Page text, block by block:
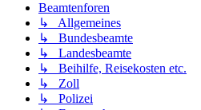
Beamtenforen
↳ Allgemeines
↳ Bundesbeamte
↳ Landesbeamte
↳ Beihilfe, Reisekosten etc.
↳ Zoll
↳ Polizei